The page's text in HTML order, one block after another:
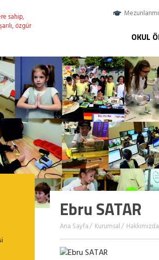
OKUL
Ebru SATAR
Ana Sayfa Kurumsal Hakkımızda